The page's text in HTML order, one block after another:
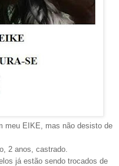
meu EIKE, mas não desisto de
2 anos, castrado.
já estão sendo trocados de